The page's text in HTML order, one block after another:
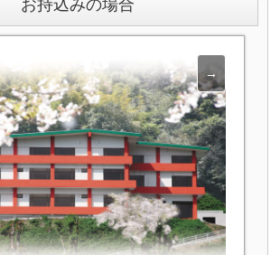
お持込みの場合